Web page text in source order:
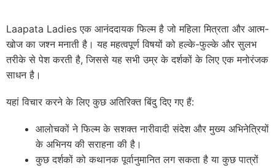
Laapata Ladies एक आनंददायक फिल्म है जो महिला मित्रता और आत्म-
खोज का जश्न मनाती है। यह महत्वपूर्ण विषयों को हल्के-फुल्के और सुलभ
तरीके से पेश करती है, जिससे यह सभी उम्र के दर्शकों के लिए एक मनोरंजक
साधन है।
यहां विचार करने के लिए कुछ अतिरिक्त बिंदु दिए गए हैं:
आलोचकों ने फिल्म के सशक्त नारीवादी संदेश और मुख्य अभिनेत्रियों
के अभिनय की सराहना की है।
कुछ दर्शकों को कथानक पूर्वानुमानित लग सकता है या कुछ पात्रों